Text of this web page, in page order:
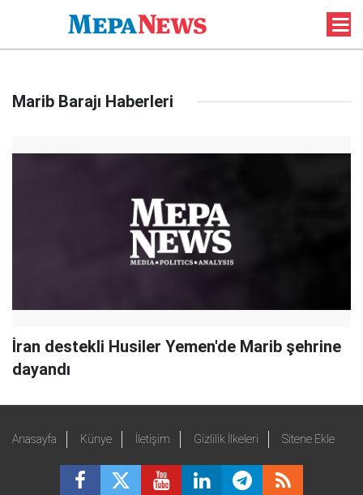
Marib Barajı Haberleri
İran destekli Husiler Yemen'de Marib şehrine
dayandı
Anasayfa Künye İletişim Gizlilik İlkeleri Sitene Ekle